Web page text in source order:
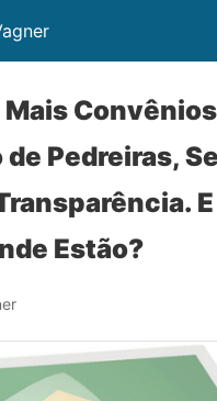
Pedreiras,
Estão?